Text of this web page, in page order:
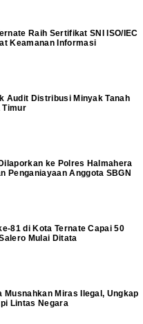
Raih Sertifikat SNI ISO/IEC
Keamanan Informasi
Audit Distribusi Minyak Tanah
Timur
ke Polres Halmahera
Penganiayaan Anggota SBGN
81 di Kota Ternate Capai 50
Mulai Ditata
Musnahkan Miras Ilegal, Ungkap
Lintas Negara